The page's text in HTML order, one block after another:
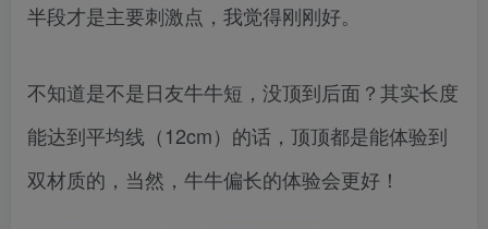
半段才是主要刺激点，我觉得刚刚好。
不知道是不是日友牛牛短，没顶到后面？其实长度
能达到平均线（12cm）的话，顶顶都是能体验到
双材质的，当然，牛牛偏长的体验会更好！